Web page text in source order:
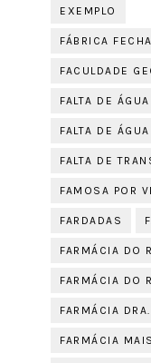
EXEMPLO
FÁBRICA
FACULDADE
FALTA DE
FALTA DE
FALTA DE
FAMOSA POR
FARDADAS
FARMÁCIA DO
FARMÁCIA DO
FARMÁCIA
FARMÁCIA